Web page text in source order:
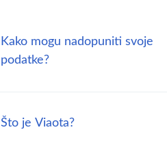
Kako mogu nadopuniti svoje
podatke?
Što je Viaota?